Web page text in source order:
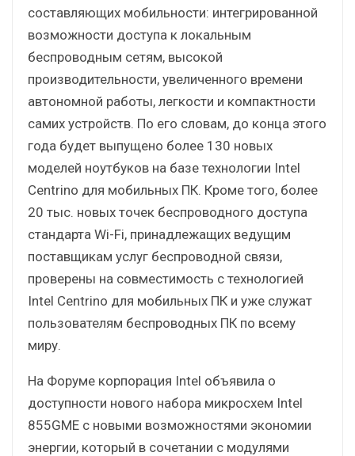
составляющих мобильности: интегрированной
возможности доступа к локальным
беспроводным сетям, высокой
производительности, увеличенного времени
автономной работы, легкости и компактности
самих устройств. По его словам, до конца этого
года будет выпущено более 130 новых
моделей ноутбуков на базе технологии Intel
Centrino для мобильных ПК. Кроме того, более
20 тыс. новых точек беспроводного доступа
стандарта Wi-Fi, принадлежащих ведущим
поставщикам услуг беспроводной связи,
проверены на совместимость с технологией
Intel Centrino для мобильных ПК и уже служат
пользователям беспроводных ПК по всему
миру.
На Форуме корпорация Intel объявила о
доступности нового набора микросхем Intel
855GME с новыми возможностями экономии
энергии, который в сочетании с модулями